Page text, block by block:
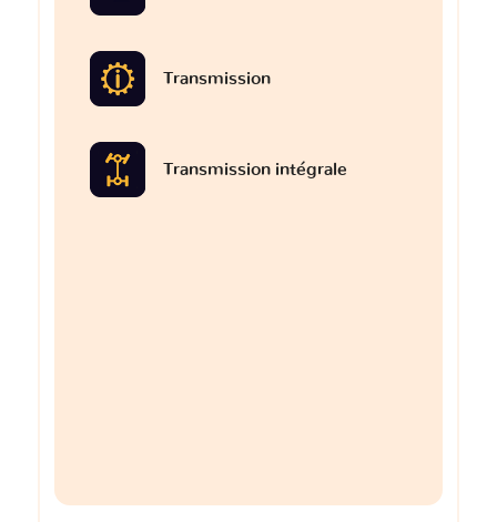
Transmission
Transmission intégrale